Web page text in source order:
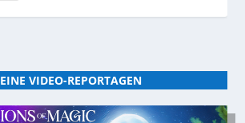
VIDEO-REPORTAGEN